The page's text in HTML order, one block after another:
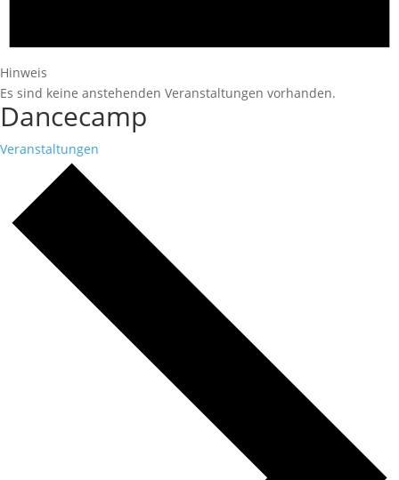
Hinweis
Es sind keine anstehenden Veranstaltungen vorhanden.
Dancecamp
Veranstaltungen